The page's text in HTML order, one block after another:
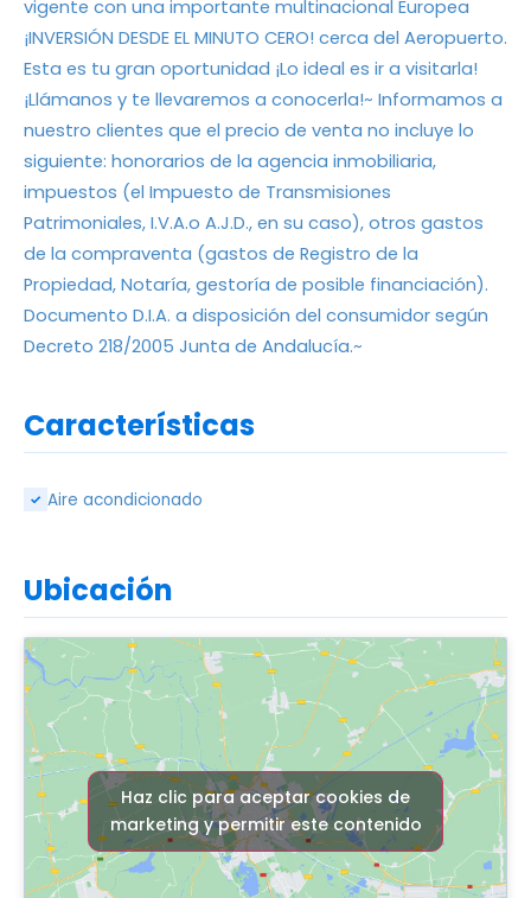
vigente con una importante multinacional Europea
¡INVERSIÓN DESDE EL MINUTO CERO! cerca del Aeropuerto.
Esta es tu gran oportunidad ¡Lo ideal es ir a visitarla!
¡Llámanos y te llevaremos a conocerla!~ Informamos a
nuestro clientes que el precio de venta no incluye lo
siguiente: honorarios de la agencia inmobiliaria,
impuestos (el Impuesto de Transmisiones
Patrimoniales, I.V.A.o A.J.D., en su caso), otros gastos
de la compraventa (gastos de Registro de la
Propiedad, Notaría, gestoría de posible financiación).
Documento D.I.A. a disposición del consumidor según
Decreto 218/2005 Junta de Andalucía.~
Características
✓ Aire acondicionado
Ubicación
Haz clic para aceptar cookies de
marketing y permitir este contenido